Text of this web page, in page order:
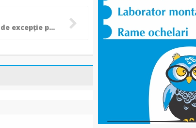
Performanță de excepție pentru pompierii botoșăneni la HERO România 2025! (Video)